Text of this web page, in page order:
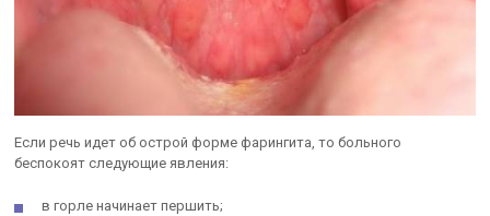
Если речь идет об острой форме фарингита, то больного
беспокоят следующие явления:
в горле начинает першить;